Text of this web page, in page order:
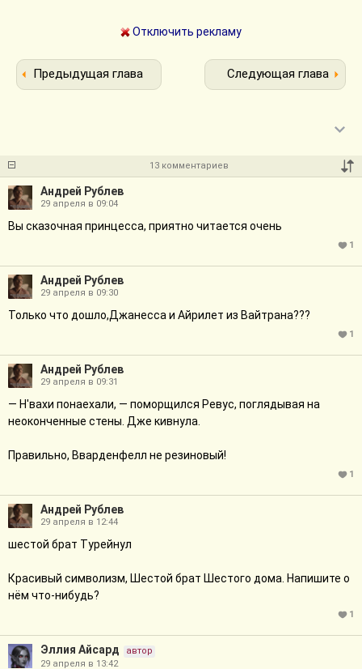
Отключить рекламу
Предыдущая глава Следующая глава
13 комментариев
Андрей Рублев
29 апреля в 09:04
Вы сказочная принцесса, приятно читается очень
1
Андрей Рублев
29 апреля в 09:30
Только что дошло,Джанесса и Айрилет из Вайтрана???
1
Андрей Рублев
29 апреля в 09:31
— Н'вахи понаехали, — поморщился Ревус, поглядывая на
неоконченные стены. Дже кивнула.
Правильно, Вварденфелл не резиновый!
1
Андрей Рублев
29 апреля в 12:44
шестой брат Турейнул
Красивый символизм, Шестой брат Шестого дома. Напишите о
нём что-нибудь?
1
Эллия Айсард
автор
29 апреля в 13:42